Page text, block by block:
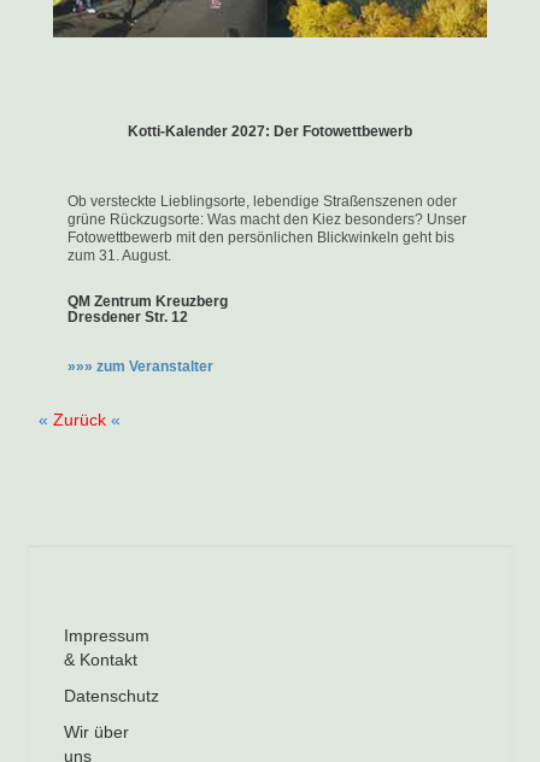
Kotti-Kalender 2027: Der Fotowettbewerb
Ob versteckte Lieblingsorte, lebendige Straßenszenen oder
grüne Rückzugsorte: Was macht den Kiez besonders? Unser
Fotowettbewerb mit den persönlichen Blickwinkeln geht bis
zum 31. August.
QM Zentrum Kreuzberg
Dresdener Str. 12
»»» zum Veranstalter
« Zurück «
Impressum
& Kontakt
Datenschutz
Wir über
uns